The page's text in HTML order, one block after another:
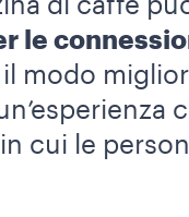
le
modo
cui le